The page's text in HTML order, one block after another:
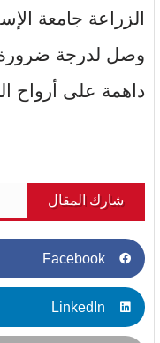
الزراعة جامعة
وصل لدرجة ضرورة
داهمة على أرواح
شارك المقال
Facebook
LinkedIn